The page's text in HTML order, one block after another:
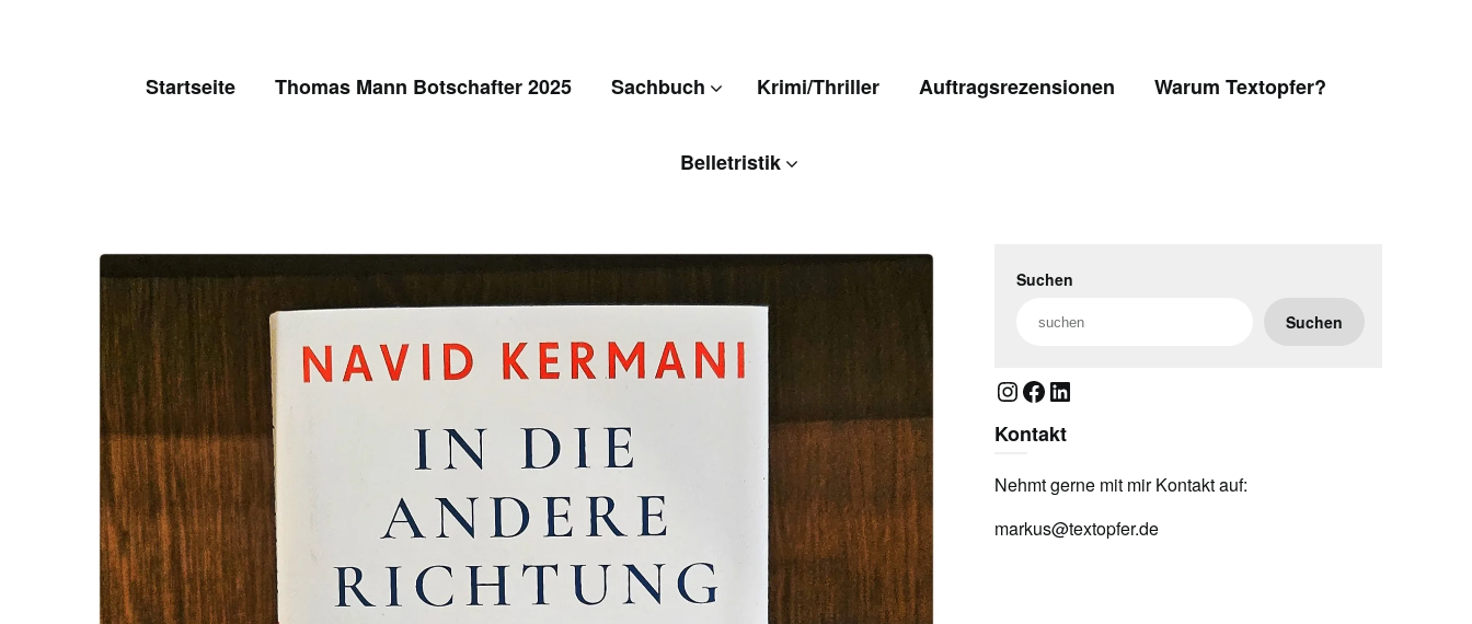
Startseite Thomas Mann Botschafter 2025 Sachbuch Krimi/Thriller Auftragsrezensionen Warum Textopfer?
Belletristik
Suchen
Suchen
Instagram
Facebook
LinkedIn
Kontakt
Nehmt gerne mit mir Kontakt auf:
markus@textopfer.de